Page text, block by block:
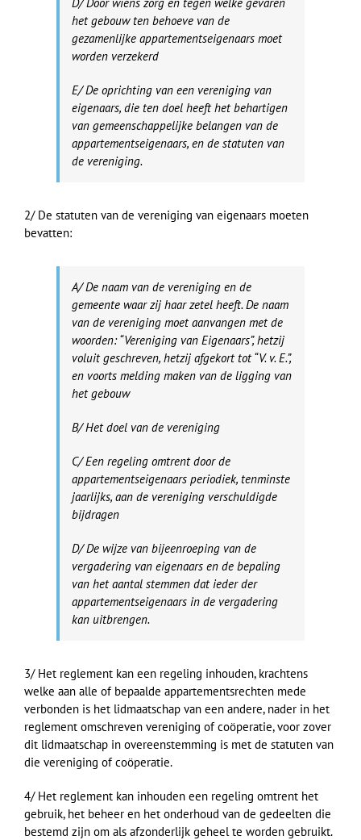
het gebouw ten behoeve van de
gezamenlijke appartementseigenaars moet
worden verzekerd
E/ De oprichting van een vereniging van
eigenaars, die ten doel heeft het behartigen
van gemeenschappelijke belangen van de
appartementseigenaars, en de statuten van
de vereniging.
2/ De statuten van de vereniging van eigenaars moeten
bevatten:
A/ De naam van de vereniging en de
gemeente waar zij haar zetel heeft. De naam
van de vereniging moet aanvangen met de
woorden: “Vereniging van Eigenaars”, hetzij
voluit geschreven, hetzij afgekort tot “V. v. E.”,
en voorts melding maken van de ligging van
het gebouw
B/ Het doel van de vereniging
C/ Een regeling omtrent door de
appartementseigenaars periodiek, tenminste
jaarlijks, aan de vereniging verschuldigde
bijdragen
D/ De wijze van bijeenroeping van de
vergadering van eigenaars en de bepaling
van het aantal stemmen dat ieder der
appartementseigenaars in de vergadering
kan uitbrengen.
3/ Het reglement kan een regeling inhouden, krachtens
welke aan alle of bepaalde appartementsrechten mede
verbonden is het lidmaatschap van een andere, nader in het
reglement omschreven vereniging of coöperatie, voor zover
dit lidmaatschap in overeenstemming is met de statuten van
die vereniging of coöperatie.
4/ Het reglement kan inhouden een regeling omtrent het
gebruik, het beheer en het onderhoud van de gedeelten die
bestemd zijn om als afzonderlijk geheel te worden gebruikt.